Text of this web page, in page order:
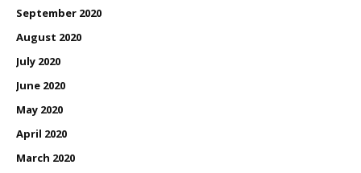
September 2020
August 2020
July 2020
June 2020
May 2020
April 2020
March 2020